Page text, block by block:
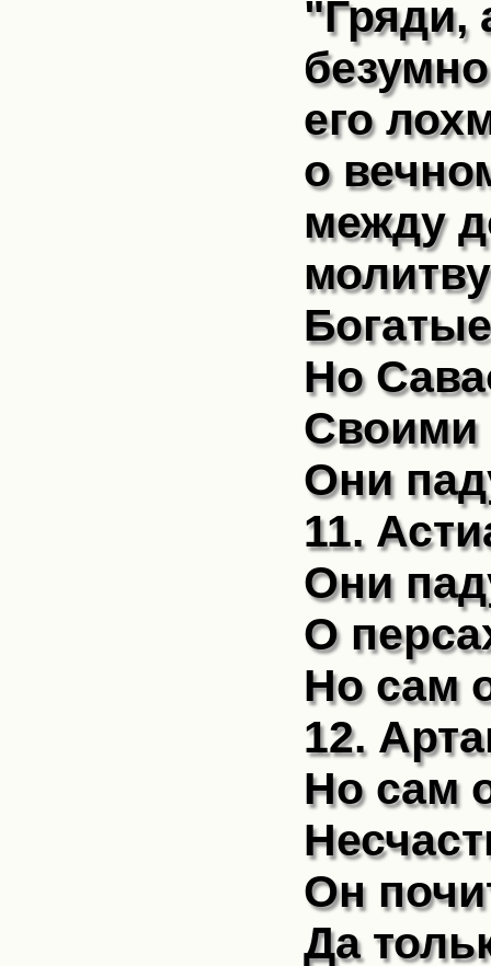
"Гряди,
его
о
между
Но
Своими
Они
11.
Они
О
Но сам
12.
Но сам
Он
Да